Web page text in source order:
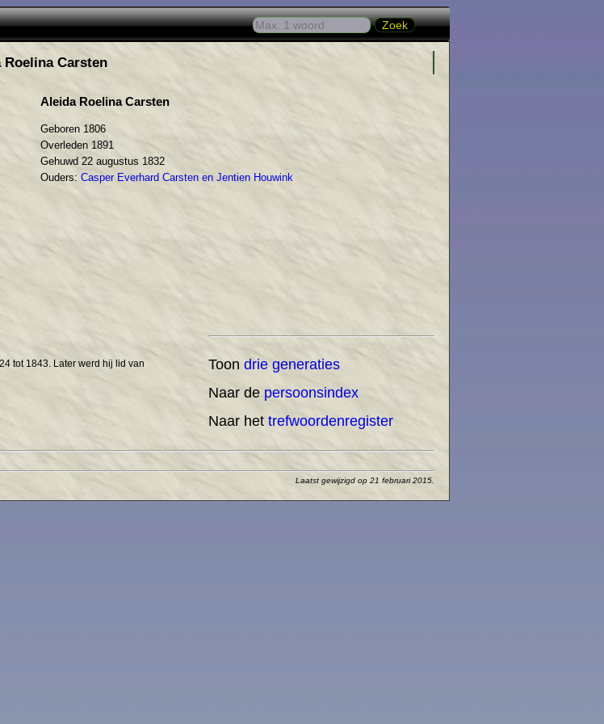
Carsten
Aleida Roelina Carsten
Geboren 1806
Overleden 1891
Gehuwd 22 augustus 1832
Ouders: Casper Everhard Carsten en Jentien Houwink
Toon drie generaties
Naar de persoonsindex
Naar het trefwoordenregister
tot 1843. Later werd hij lid van
Laatst gewijzigd op 21 februari 2015.